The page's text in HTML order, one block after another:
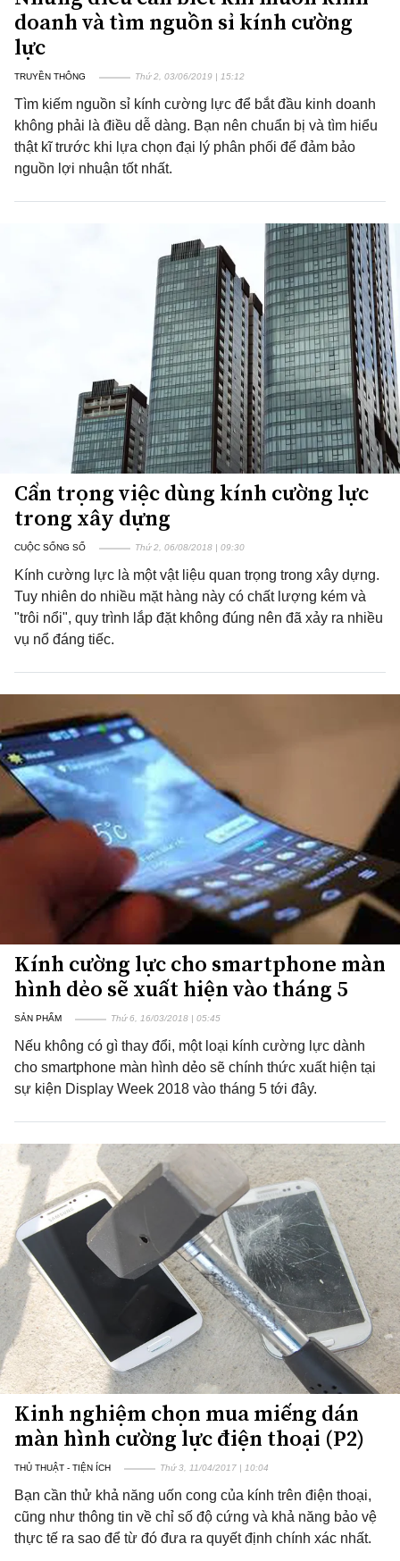
doanh và tìm nguồn sỉ kính cường
lực
TRUYỀN THÔNG Thứ 2, 03/06/2019 | 15:12
Tìm kiếm nguồn sỉ kính cường lực để bắt đầu kinh doanh
không phải là điều dễ dàng. Bạn nên chuẩn bị và tìm hiểu
thật kĩ trước khi lựa chọn đại lý phân phối để đảm bảo
nguồn lợi nhuận tốt nhất.
Cẩn trọng việc dùng kính cường lực
trong xây dựng
CUỘC SỐNG SỐ Thứ 2, 06/08/2018 | 09:30
Kính cường lực là một vật liệu quan trọng trong xây dựng.
Tuy nhiên do nhiều mặt hàng này có chất lượng kém và
"trôi nổi", quy trình lắp đặt không đúng nên đã xảy ra nhiều
vụ nổ đáng tiếc.
Kính cường lực cho smartphone màn
hình dẻo sẽ xuất hiện vào tháng 5
SẢN PHẨM Thứ 6, 16/03/2018 | 05:45
Nếu không có gì thay đổi, một loại kính cường lực dành
cho smartphone màn hình dẻo sẽ chính thức xuất hiện tại
sự kiện Display Week 2018 vào tháng 5 tới đây.
Kinh nghiệm chọn mua miếng dán
màn hình cường lực điện thoại (P2)
THỦ THUẬT - TIỆN ÍCH Thứ 3, 11/04/2017 | 10:04
Bạn cần thử khả năng uốn cong của kính trên điện thoại,
cũng như thông tin về chỉ số độ cứng và khả năng bảo vệ
thực tế ra sao để từ đó đưa ra quyết định chính xác nhất.